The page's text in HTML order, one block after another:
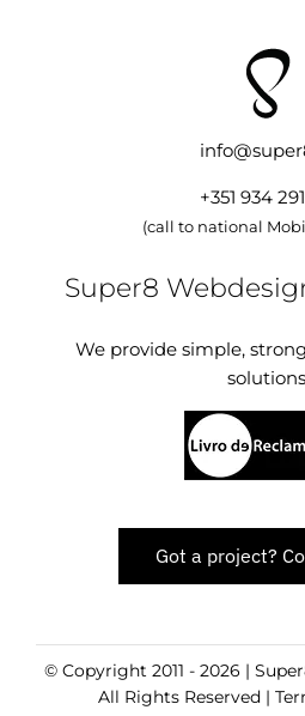
+351 934
(call to national
Super8
We provide simple,
Got a project?
© Copyright 2011 - 2026 |
All Rights Reserved |